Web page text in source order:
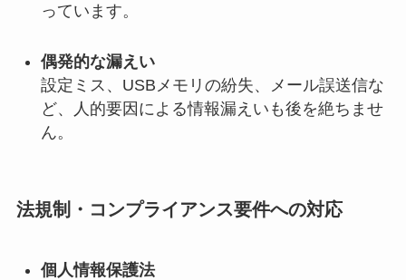
っています。
偶発的な漏えい
設定ミス、USBメモリの紛失、メール誤送信な
ど、人的要因による情報漏えいも後を絶ちませ
ん。
法規制・コンプライアンス要件への対応
個人情報保護法